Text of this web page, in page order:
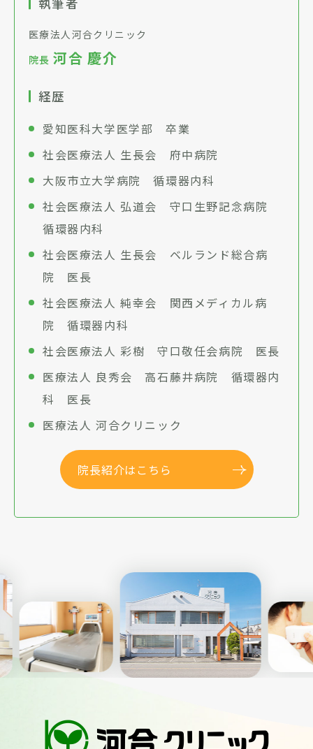
医療法人河合クリニック
院長河合 慶介
経歴
愛知医科大学医学部 卒業
社会医療法人 生長会 府中病院
大阪市立大学病院 循環器内科
社会医療法人 弘道会 守口生野記念病院
循環器内科
社会医療法人 生長会 ベルランド総合病
院 医長
社会医療法人 純幸会 関西メディカル病
院 循環器内科
社会医療法人 彩樹 守口敬任会病院 医長
医療法人 良秀会 高石藤井病院 循環器内
科 医長
医療法人 河合クリニック
院長紹介はこちら
Previous Next